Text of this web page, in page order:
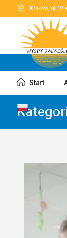
Kraków, ul.
Start